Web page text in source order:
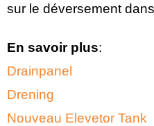
sur le déversement
En savoir plus:
Drainpanel
Drening
Nouveau Elevetor Tank